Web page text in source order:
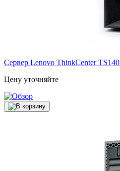
Сервер Lenovo ThinkCenter TS140
Цену уточняйте